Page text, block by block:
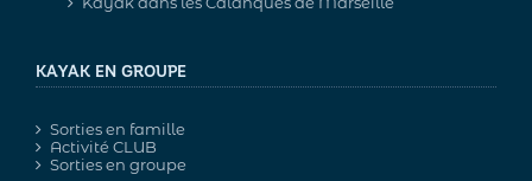
KAYAK EN GROUPE
Sorties en famille
Activité CLUB
Sorties en groupe